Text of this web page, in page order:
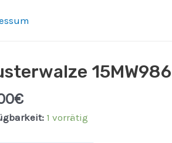
15MW986
€
1 vorrätig